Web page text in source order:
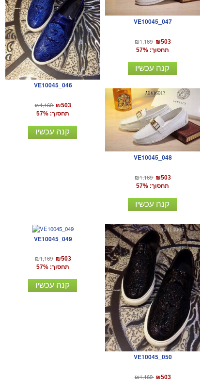
VE10045_046
₪1,169 ₪503
תחסוך: 57%
קנה עכשיו
VE10045_047
₪1,169 ₪503
תחסוך: 57%
קנה עכשיו
VE10045_048
₪1,169 ₪503
תחסוך: 57%
קנה עכשיו
VE10045_049
₪1,169 ₪503
תחסוך: 57%
קנה עכשיו
VE10045_050
₪1,169 ₪503